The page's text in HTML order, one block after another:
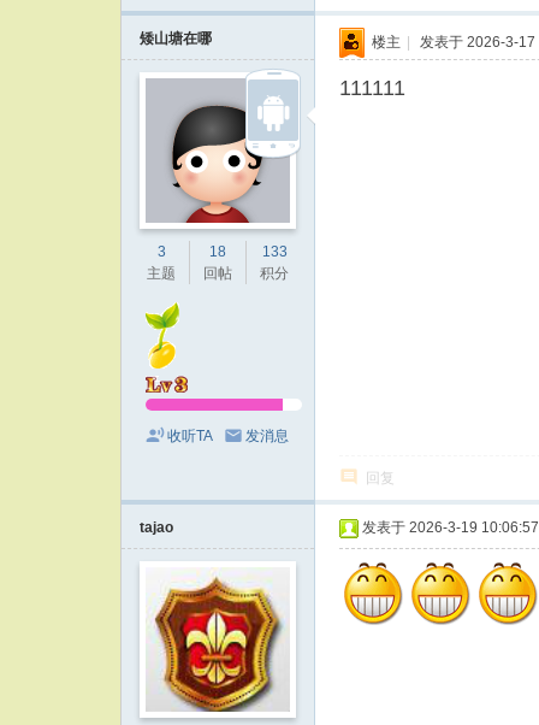
矮山塘在哪
3
主题
18
回帖
133
积分
收听TA 发消息
楼主 | 发表于 2026-3-
111111
回复
tajao 发表于 2026-3-19 10:06:57